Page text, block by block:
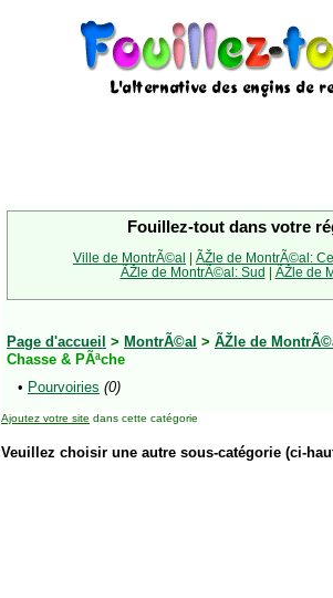
Fouillez-tout dans votre
Ville de MontrÃ©al | ÃŽle de MontrÃ©al:
ÃŽle de MontrÃ©al: Sud | ÃŽle de
Page d'accueil > MontrÃ©al > ÃŽle de
Chasse & PÃªche
• Pourvoiries (0)
Ajoutez votre site dans cette catégorie
Veuillez choisir une autre sous-catégorie (ci-